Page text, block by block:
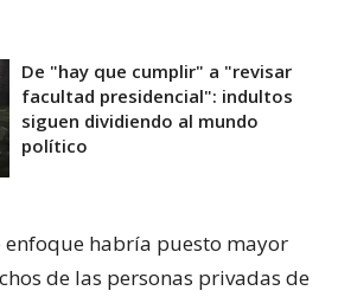
De "hay que cumplir" a "revisar
facultad presidencial": indultos
siguen dividiendo al mundo
político
enfoque habría puesto mayor
de las personas privadas de